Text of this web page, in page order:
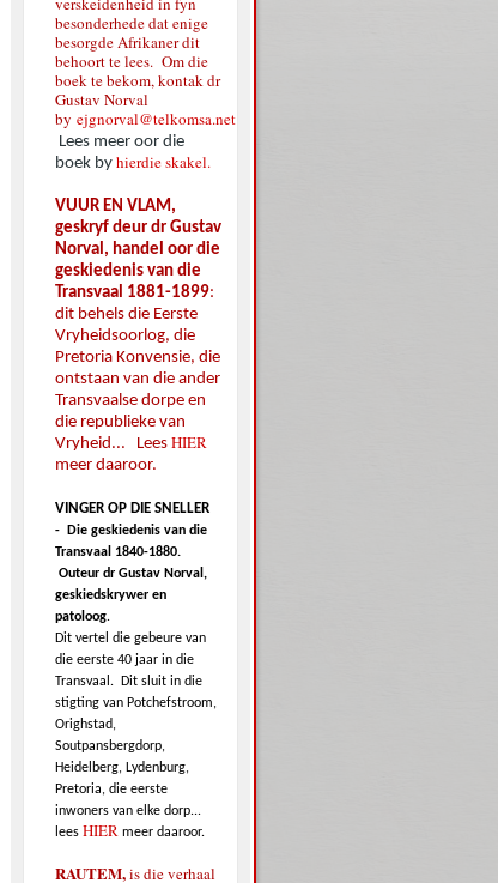
besonderhede dat enige
besorgde Afrikaner dit
behoort te lees. Om die
boek te bekom, kontak dr
Gustav Norval
by ejgnorval@telkomsa.net
Lees meer oor die
boek by hierdie skakel.
VUUR EN VLAM,
geskryf deur dr Gustav
Norval, handel oor die
geskiedenis van die
Transvaal 1881-1899:
dit behels die Eerste
Vryheidsoorlog, die
Pretoria Konvensie, die
ontstaan van die ander
Transvaalse dorpe en
die republieke van
Vryheid... Lees HIER
meer daaroor.
VINGER OP DIE SNELLER
-
Die geskiedenis van die
Transvaal 1840-1880.
Outeur dr Gustav Norval,
geskiedskrywer en
patoloog.
Dit vertel die gebeure van
die eerste 40 jaar in die
Transvaal.
Dit sluit in die
stigting van Potchefstroom,
Orighstad,
Soutpansbergdorp,
Heidelberg, Lydenburg,
Pretoria, die eerste
inwoners van elke dorp...
lees HIER meer daaroor.
RAUTEM,is die verhaal